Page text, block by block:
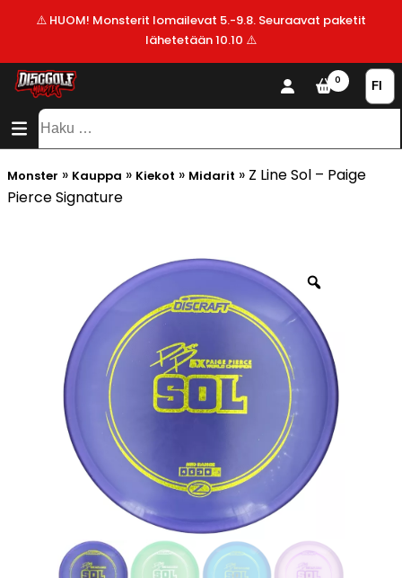
⚠️ HUOM! Monsterit lomailevat 5.-9.8. Seuraavat paketit
lähetetään 10.10 ⚠️
VALMISTAJAT
ALE!
UUSIMMAT
LISÄYKSET
SISÄLTÖ
SITEMAP
Haku:
0
Monster » Kauppa » Kiekot » Midarit » Z Line Sol – Paige
Pierce Signature